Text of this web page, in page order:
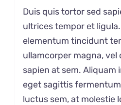
Duis quis tortor sed
ultrices tempor et
elementum tincidunt
ullamcorper magna, vel
sapien at sem. Aliquam
eget sagittis
luctus sem, at molestie